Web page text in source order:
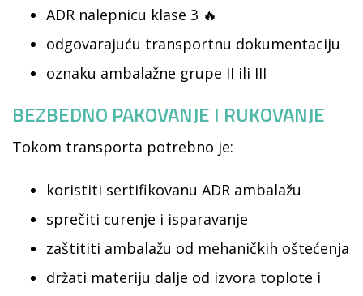
ADR nalepnicu klase 3 🔥
odgovarajuću transportnu dokumentaciju
oznaku ambalažne grupe II ili III
BEZBEDNO PAKOVANJE I RUKOVANJE
Tokom transporta potrebno je:
koristiti sertifikovanu ADR ambalažu
sprečiti curenje i isparavanje
zaštititi ambalažu od mehaničkih oštećenja
držati materiju dalje od izvora toplote i